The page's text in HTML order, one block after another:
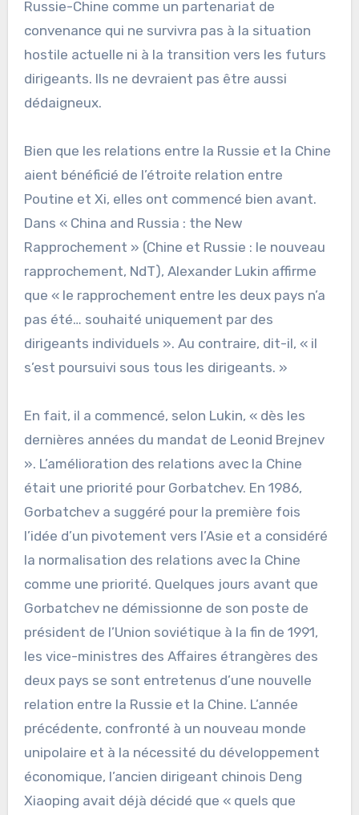
Russie-Chine comme un partenariat de
convenance qui ne survivra pas à la situation
hostile actuelle ni à la transition vers les futurs
dirigeants. Ils ne devraient pas être aussi
dédaigneux.
Bien que les relations entre la Russie et la Chine
aient bénéficié de l’étroite relation entre
Poutine et Xi, elles ont commencé bien avant.
Dans « China and Russia : the New
Rapprochement » (Chine et Russie : le nouveau
rapprochement, NdT), Alexander Lukin affirme
que « le rapprochement entre les deux pays n’a
pas été… souhaité uniquement par des
dirigeants individuels ». Au contraire, dit-il, « il
s’est poursuivi sous tous les dirigeants. »
En fait, il a commencé, selon Lukin, « dès les
dernières années du mandat de Leonid Brejnev
». L’amélioration des relations avec la Chine
était une priorité pour Gorbatchev. En 1986,
Gorbatchev a suggéré pour la première fois
l’idée d’un pivotement vers l’Asie et a considéré
la normalisation des relations avec la Chine
comme une priorité. Quelques jours avant que
Gorbatchev ne démissionne de son poste de
président de l’Union soviétique à la fin de 1991,
les vice-ministres des Affaires étrangères des
deux pays se sont entretenus d’une nouvelle
relation entre la Russie et la Chine. L’année
précédente, confronté à un nouveau monde
unipolaire et à la nécessité du développement
économique, l’ancien dirigeant chinois Deng
Xiaoping avait déjà décidé que « quels que